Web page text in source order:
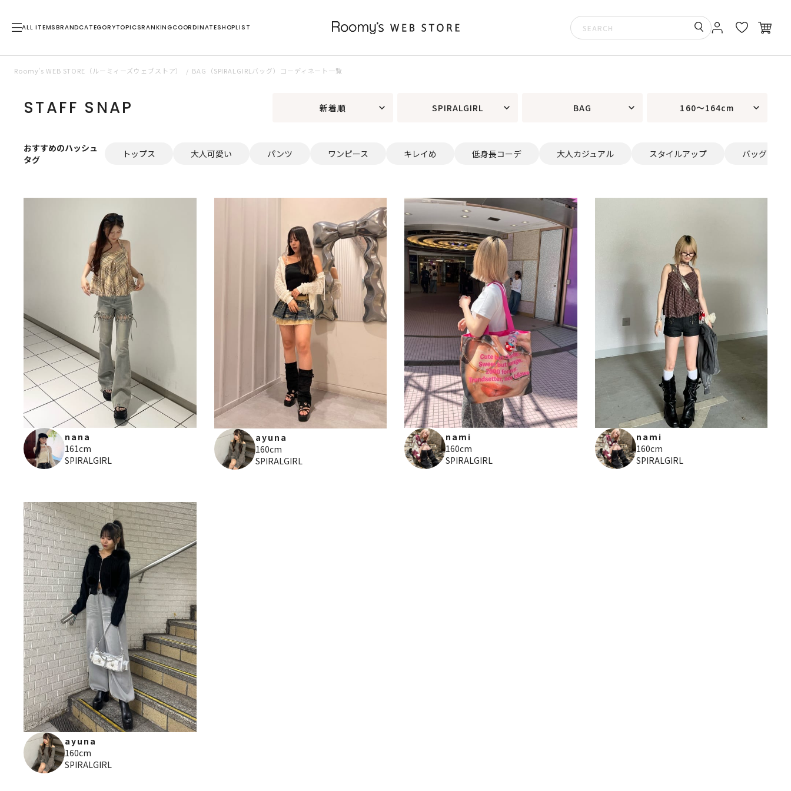
ALL ITEMSBRANDCATEGORYTOPICSRANKINGCOORDINATESHOPLIST
Roomy’s WEB STORE（ルーミィーズウェブストア） BAG（SPIRALGIRLバッグ）コーディネート一覧
STAFF SNAP 新着順 SPIRALGIRL BAG 160～164cm
おすすめのハッシュ
タグ
トップス 大人可愛い パンツ ワンピース キレイめ 低身長コーデ 大人カジュアル スタイルアップ バッグ
nana
161cm
SPIRALGIRL
ayuna
160cm
SPIRALGIRL
nami
160cm
SPIRALGIRL
nami
160cm
SPIRALGIRL
ayuna
160cm
SPIRALGIRL